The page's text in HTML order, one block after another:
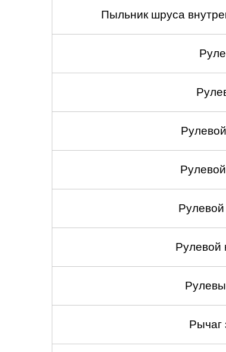
Пыльник шруса
Рулевой
Рычаг